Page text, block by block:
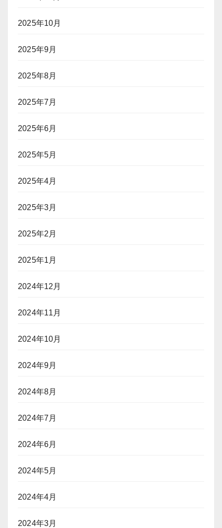
2025年10月
2025年9月
2025年8月
2025年7月
2025年6月
2025年5月
2025年4月
2025年3月
2025年2月
2025年1月
2024年12月
2024年11月
2024年10月
2024年9月
2024年8月
2024年7月
2024年6月
2024年5月
2024年4月
2024年3月